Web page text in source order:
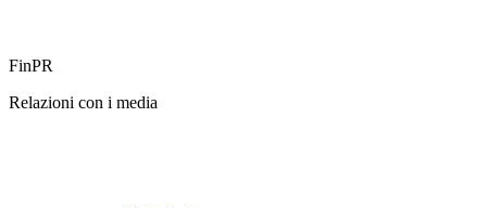
FinPR
Relazioni con i media